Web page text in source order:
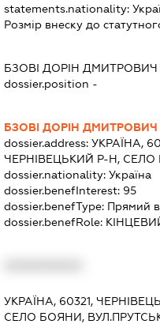
statements.nationality:
Розмір внеску до
БЗОВІ ДОРІН ДМИТРОВИЧ
dossier.position -
БЗОВІ ДОРІН ДМИТРОВИЧ
dossier.address:УКРАЇНА,
ЧЕРНІВЕЦЬКИЙ Р-Н,
dossier.nationality:Україна
dossier.benefInterest: 95
dossier.benefType: Прямий
dossier.benefRole:
УКРАЇНА, 60321,
СЕЛО БОЯНИ,